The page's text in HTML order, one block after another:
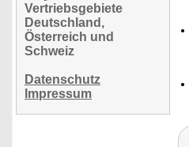
Vertriebsgebiete
Deutschland,
Österreich und
Schweiz
Datenschutz
Impressum